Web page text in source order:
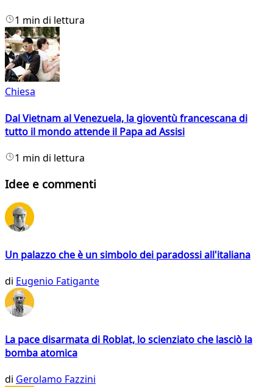
1 min di lettura
Chiesa
Dal Vietnam al Venezuela, la gioventù francescana di
tutto il mondo attende il Papa ad Assisi
1 min di lettura
Idee e commenti
Un palazzo che è un simbolo dei paradossi all'italiana
di Eugenio Fatigante
La pace disarmata di Roblat, lo scienziato che lasciò la
bomba atomica
di Gerolamo Fazzini